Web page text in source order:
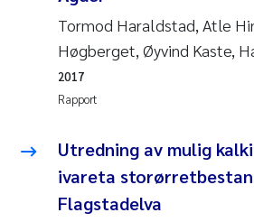
Pierre Franqois Jaccard
Richard Garth James
Asle Økelsrud
Bjørnar Andre Beylich
Ashenafi Seifu Gragne
Tormod Haraldstad, Atle
Høgberget, Øyvind Kaste,
Rapport
2017
Utredning av mulig
ivareta
Flagstadelva